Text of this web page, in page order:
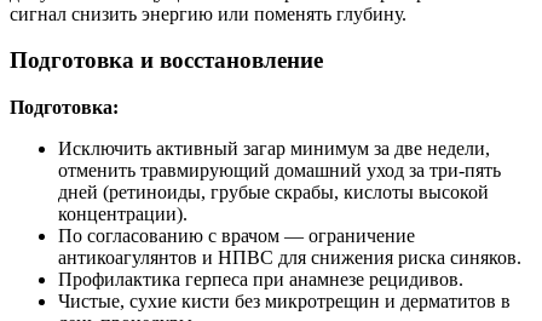
сигнал снизить энергию или поменять глубину.
Подготовка и восстановление
Подготовка:
Исключить активный загар минимум за две недели,
отменить травмирующий домашний уход за три‑пять
дней (ретиноиды, грубые скрабы, кислоты высокой
концентрации).
По согласованию с врачом — ограничение
антикоагулянтов и НПВС для снижения риска синяков.
Профилактика герпеса при анамнезе рецидивов.
Чистые, сухие кисти без микротрещин и дерматитов в